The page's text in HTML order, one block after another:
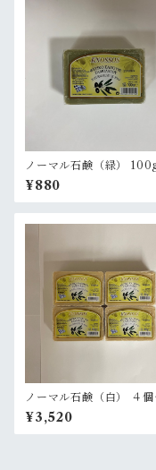
ノーマル石鹸（緑）
¥880
ノーマル石鹸（白） ４個
ト
¥3,520